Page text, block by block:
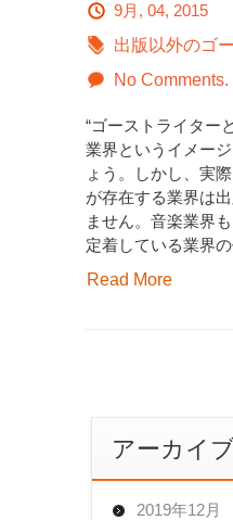
9月, 04, 2015
出版以外のゴ
No Comments.
“ゴーストライター
業界というイメー
ょう。しかし、実
が存在する業界は
ません。音楽業界
定着している業界
Read More
アーカイ
2019年12月